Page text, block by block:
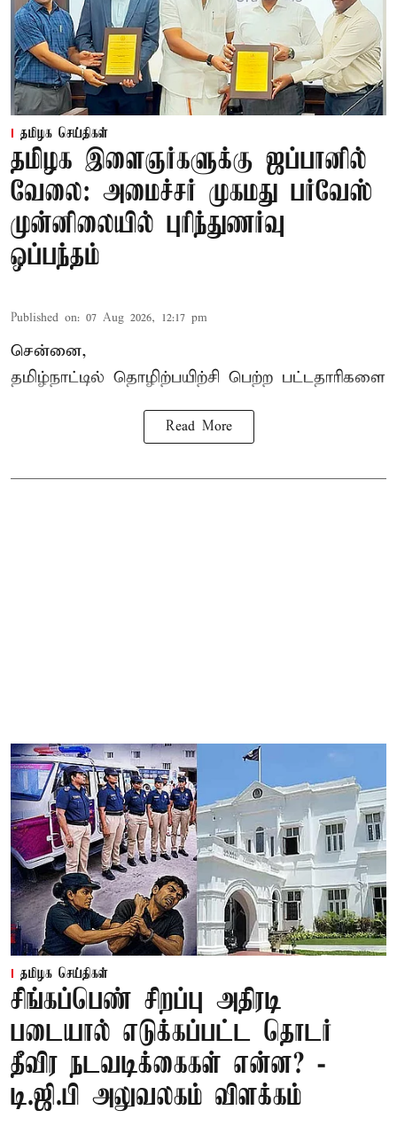
தமிழக செய்திகள்
தமிழக இளைஞர்களுக்கு ஜப்பானில்
வேலை: அமைச்சர் முகமது பர்வேஸ்
முன்னிலையில் புரிந்துணர்வு
ஒப்பந்தம்
Published on: 07 Aug 2026, 12:17 pm
சென்னை,
தமிழ்நாட்டில் தொழிற்பயிற்சி பெற்ற பட்டதாரிகளை
Read More
தமிழக செய்திகள்
சிங்கப்பெண் சிறப்பு அதிரடி
படையால் எடுக்கப்பட்ட தொடர்
தீவிர நடவடிக்கைகள் என்ன? -
டி.ஜி.பி அலுவலகம் விளக்கம்